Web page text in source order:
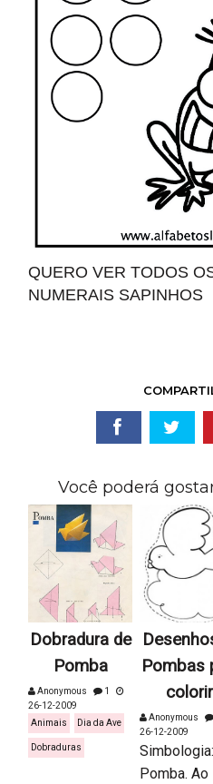
QUERO VER TODOS
NUMERAIS SAPINHOS
Você poderá
Dobradura de
Pomba
Anonymous
1
26-12-2009
Animais
Dia da Ave
Dobraduras
Pombas
Anonymous
26-12-2009
Simbologia:
Pomba. Ao